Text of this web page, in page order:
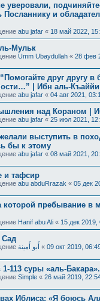
уверовали,
Посланнику и
abu jafar « 18 май 2022,
Мульк
Umm Ubaydullah « 28 фев
друг другу в
| Ибн аль-
abu jafar « 04 авг 2021,
над Кораном |
abu jafar « 25 июл 2021,
выступить в
бы к этому
abu jafar « 08 май 2021,
и тафсир
abu abduRrazak « 05 дек
которой пребывание в
Hanif abu Ali « 15 дек 2019,
Сад
أَبو أَمينة « 09 окт 2019,
113 суры «аль-
Simple « 26 май 2019,
Иблиса: «Я боюсь